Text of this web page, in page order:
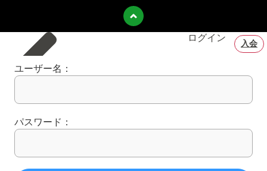
ログイン
入会
ユーザー名：
パスワード：